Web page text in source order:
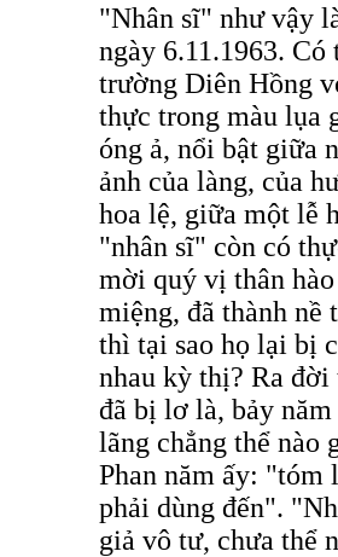
"Nhân sĩ" như vậy
ngày 6.11.1963.
trường Diên Hồng
thực trong màu lụa
óng ả, nổi bật giữa
ảnh của làng, của
hoa lệ, giữa một lễ
"nhân sĩ" còn có
mời quý vị thân
miệng, đã thành nề
thì tại sao họ lại bị
nhau kỳ thị? Ra
đã bị lơ là, bảy
lãng chẳng thể
Phan năm ấy: "tóm
phải dùng đến".
giả vô tư, chưa thể